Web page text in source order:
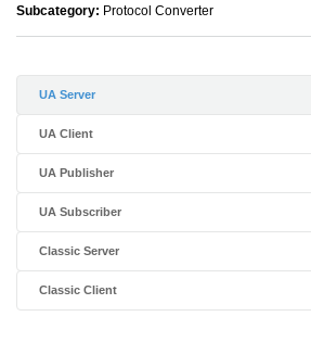
Subcategory: Protocol Converter
UA Server
UA Client
UA Publisher
UA Subscriber
Classic Server
Classic Client